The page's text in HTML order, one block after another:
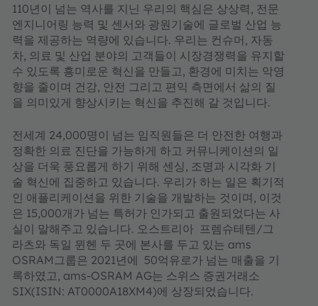
110년이 넘는 역사를 지닌 우리의 핵심은 상상력, 전문
엔지니어링 능력 및 센서와 광원기술에 글로벌 산업 능
력을 제공하는 역량에 있습니다. 우리는 컨슈머, 자동
차, 의료 및 산업 분야의 고객들이 시장경쟁력을 유지할
수 있도록 흥미로운 혁신을 만들고, 환경에 미치는 악영
향을 줄이며 건강, 안전 그리고 편익 측면에서 삶의 질
을 의미있게 향상시키는 혁신을 추진해 갈 것입니다.
전세계 24,000명이 넘는 임직원들은 더 안전한 여행과
정확한 의료 진단을 가능하게 하고 커뮤니케이션의 일
상을 더욱 풍요롭게 하기 위해 센싱, 조명과 시각화 기
술 혁신에 집중하고 있습니다. 우리가 하는 일은 획기적
인 애플리케이션을 위한 기술을 개발하는 것이며, 이것
은 15,000개가 넘는 특허가 인가되고 출원되었다는 사
실이 말해주고 있습니다. 오스트리아 프렘슈테텐/그
라츠와 독일 뮌헨 두 곳에 본사를 두고 있는 ams
OSRAM그룹은 2021년에 50억유로가 넘는 매출을 기
록하였고, ams-OSRAM AG는 스위스 증권거래소
SIX(ISIN: AT0000A18XM4)에 상장되었습니다.